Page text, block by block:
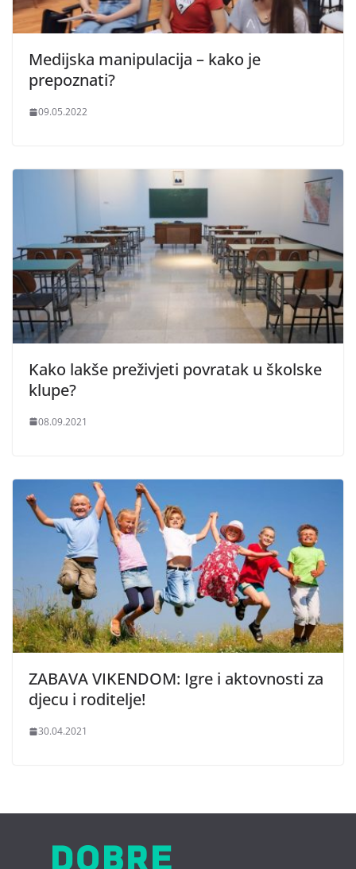
Medijska manipulacija – kako je
prepoznati?
09.05.2022
Kako lakše preživjeti povratak u školske
klupe?
08.09.2021
ZABAVA VIKENDOM: Igre i aktovnosti za
djecu i roditelje!
30.04.2021